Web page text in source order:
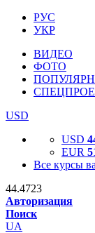
РУС
УКР
ВИДЕО
ФОТО
USD
USD
EUR
Все курсы
44.4723
Авторизация
Поиск
UA